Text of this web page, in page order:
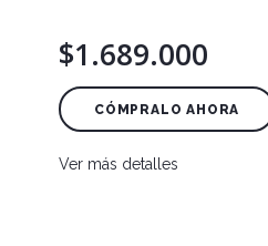
$1.689.000
CÓMPRALO AHORA
Ver más detalles